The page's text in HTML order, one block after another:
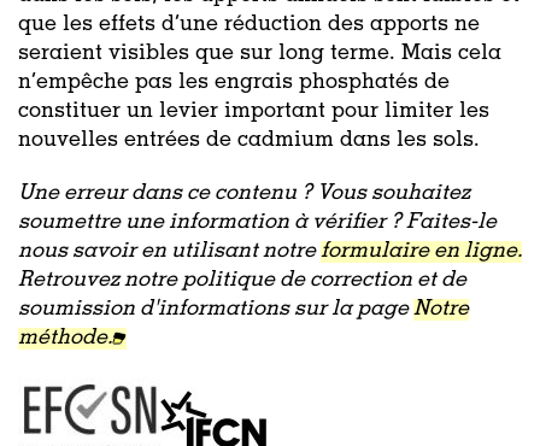
que les effets d’une réduction des apports ne
seraient visibles que sur long terme. Mais cela
n’empêche pas les engrais phosphatés de
constituer un levier important pour limiter les
nouvelles entrées de cadmium dans les sols.
Une erreur dans ce contenu ? Vous souhaitez
soumettre une information à vérifier ? Faites-le
nous savoir en utilisant notreformulaire en ligne.
Retrouvez notre politique de correction et de
soumission d'informations sur la pageNotre
méthode.